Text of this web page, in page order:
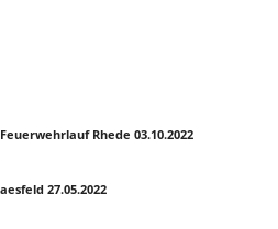
Rhede 03.10.2022
27.05.2022